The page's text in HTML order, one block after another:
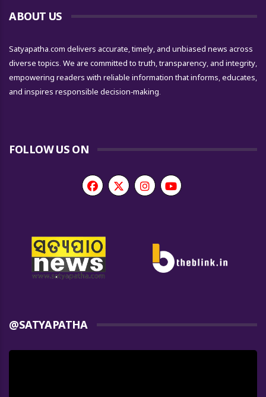
ABOUT US
Satyapatha.com delivers accurate, timely, and unbiased news across
diverse topics. We are committed to truth, transparency, and integrity,
empowering readers with reliable information that informs, educates,
and inspires responsible decision-making.
FOLLOW US ON
@SATYAPATHA